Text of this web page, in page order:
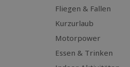
Fliegen & Fallen
Kurzurlaub
Motorpower
Essen & Trinken